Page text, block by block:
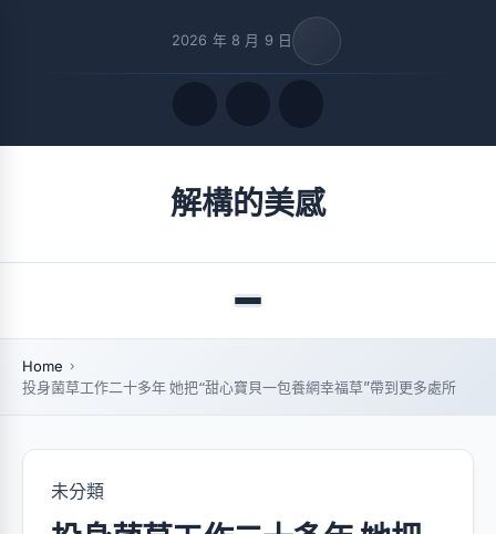
2026 年 8 月 9 日
解構的美感
Menu
Home
投身菌草工作二十多年 她把“甜心寶貝一包養網幸福草”帶到更多處所
未分類